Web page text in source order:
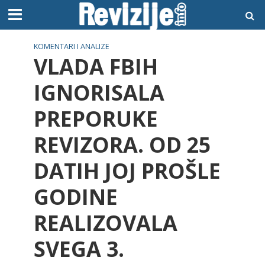
KOMENTARI I ANALIZE
VLADA FBIH
IGNORISALA
PREPORUKE
REVIZORA. OD 25
DATIH JOJ PROŠLE
GODINE
REALIZOVALA
SVEGA 3.